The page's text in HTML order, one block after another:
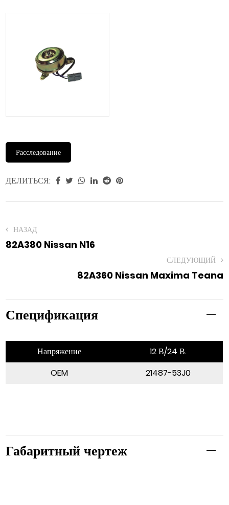
Расследование
ДЕЛИТЬСЯ:
НАЗАД
82A380 Nissan N16
СЛЕДУЮЩИЙ
82A360 Nissan Maxima Teana
Спецификация
Напряжение
12 В/24 В.
OEM
21487-53J0
Габаритный чертеж